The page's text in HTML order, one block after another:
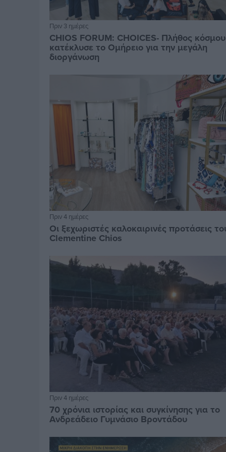
Πριν 3 ημέρες
CHIOS FORUM: CHOICES- Πλήθος κόσμου
κατέκλυσε το Ομήρειο για την μεγάλη
διοργάνωση
Πριν 4 ημέρες
Οι ξεχωριστές καλοκαιρινές προτάσεις
Clementine Chios
Πριν 4 ημέρες
70 χρόνια ιστορίας και συγκίνησης για το
Ανδρεάδειο Γυμνάσιο Βροντάδου